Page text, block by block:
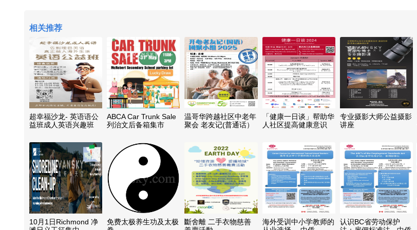
相关推荐
超幸福沙龙- 英语语公
益班成人英语兴趣班
ABCA Car Trunk Sale
列治文后备箱集市
温哥华跨越社区中老年
聚会 老友记(普通话）
「健康一日谈」帮助华
人社区提高健康意识
专业摄影大师公益摄影
讲座
10月1日Richmond 净
免费太极养生功及太极
斷舍離 二手衣物慈善
海外受训中小学教师的
认识BC省劳动保护